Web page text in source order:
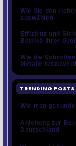
Wie Sie den
auswählen
Effizienz und
Betrieb Ihrer
Wie die
Metalle
TRENDING POSTS
Wie man
Anleitung zur
Deutschland